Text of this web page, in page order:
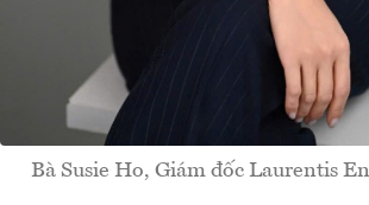
Bà Susie Ho, Giám đốc Laurentis